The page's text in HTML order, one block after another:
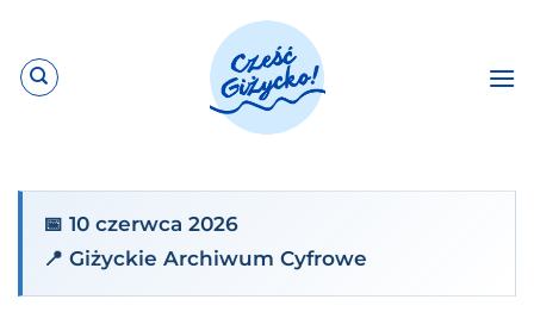
zawartości
📅 10 czerwca 2026
📍 Giżyckie Archiwum Cyfrowe